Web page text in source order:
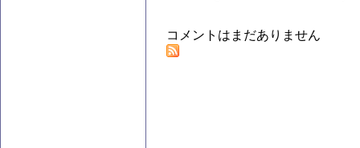
コメントはまだありません